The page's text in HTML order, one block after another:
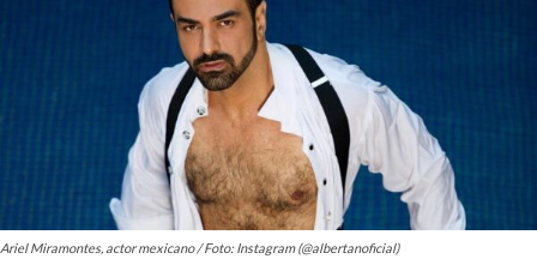
Ariel Miramontes, actor mexicano / Foto: Instagram (@albertanoficial)